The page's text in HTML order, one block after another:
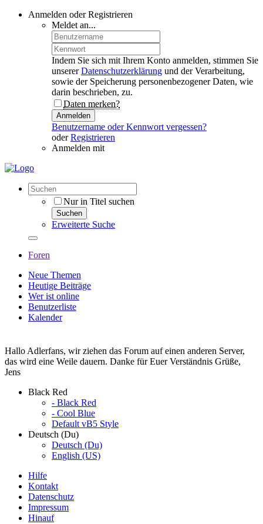
Anmelden oder Registrieren
Meldet an...
Indem Sie sich mit Ihrem Konto anmelden, stimmen Sie
unsererDatenschutzerklärung und der Verarbeitung,
sowie der Speicherung personenbezogener Daten, wie
darin beschrieben, zu.
Daten merken?
Anmelden
Benutzername oder Kennwort vergessen?
oderRegistrieren
Anmelden mit
Nur in Titel suchen
Suchen
Erweiterte Suche
Foren
Neue Themen
Heutige Beiträge
Wer ist online
Benutzerliste
Kalender
Hallo Adlerfans, wir ziehen das Forum auf einen anderen Server,
das wird eine Weile dauern. Danke für Euer Verständnis Grüße,
Jens
Black Red
- Black Red
- Cool Blue
Default vB5 Style
Deutsch (Du)
Deutsch (Du)
English (US)
Hilfe
Kontakt
Datenschutz
Impressum
Hinauf